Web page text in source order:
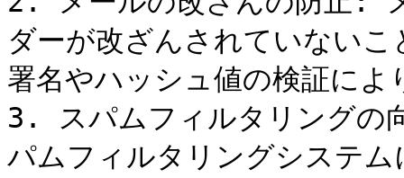
ダーが改ざんされていない
署名やハッシュ値の検証に
3. スパムフィルタリングの
パムフィルタリングシステ